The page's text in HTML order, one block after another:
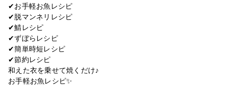
✔︎お手軽お魚レシピ
✔︎脱マンネリレシピ
✔︎鯖レシピ
✔︎ずぼらレシピ
✔︎簡単時短レシピ
✔︎節約レシピ
和えた衣を乗せて焼くだけ♪
お手軽お魚レシピ✨